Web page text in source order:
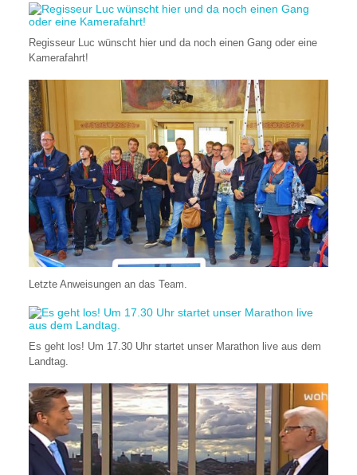
Regisseur Luc wünscht hier und da noch einen Gang oder eine
Kamerafahrt!
Letzte Anweisungen an das Team.
Es geht los! Um 17.30 Uhr startet unser Marathon live aus dem
Landtag.